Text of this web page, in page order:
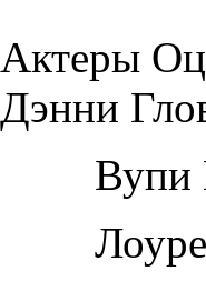
Актеры
Дэнни
Вупи